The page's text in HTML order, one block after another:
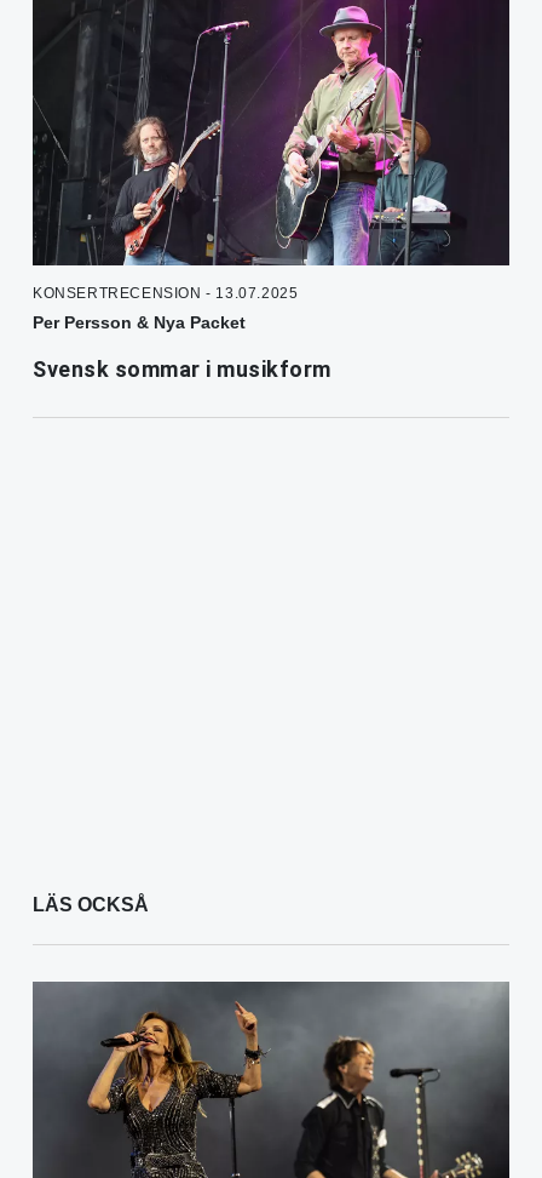
KONSERTRECENSION - 13.07.2025
Per Persson & Nya Packet
Svensk sommar i musikform
LÄS OCKSÅ